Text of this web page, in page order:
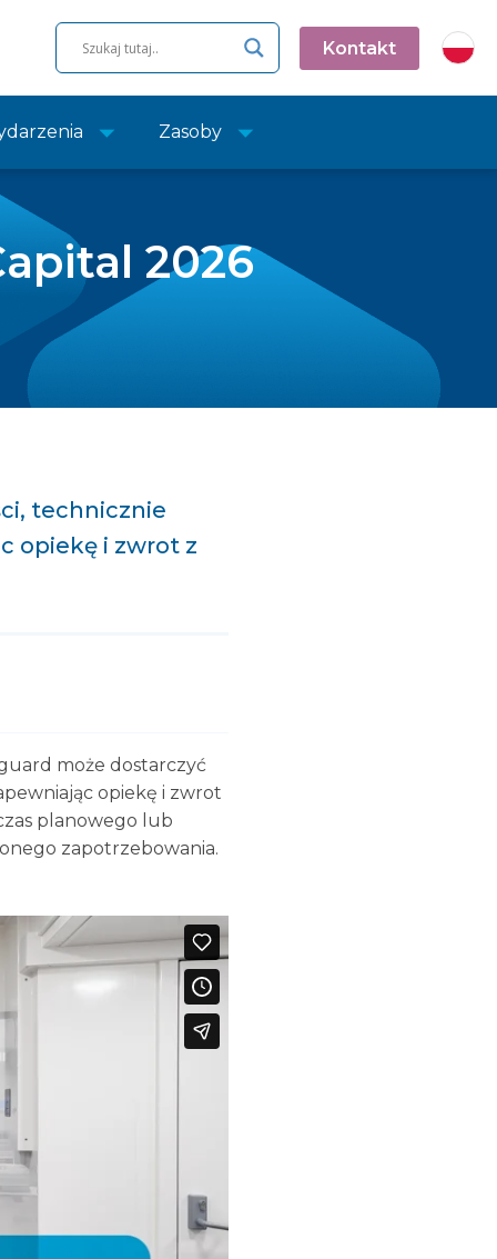
Kontakt
Zasoby
2026
technicznie
opiekę i zwrot z
może dostarczyć
opiekę i zwrot
planowego lub
zapotrzebowania.